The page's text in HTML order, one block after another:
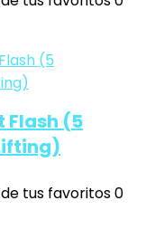
Flash (5
tus favoritos0